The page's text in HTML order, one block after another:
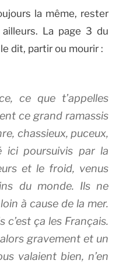
la même, rester
La page 3 du
dit, partir ou mourir :
ce que t’appelles
ce grand ramassis
chassieux, puceux,
ici poursuivis par la
et le froid, venus
du monde. Ils ne
à cause de la mer.
c’est ça les Français.
gravement et un
valaient bien, n’en